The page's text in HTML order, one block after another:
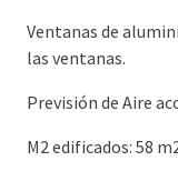
Ventanas de
las ventanas.
Previsión de Aire
M2 edificados: 58